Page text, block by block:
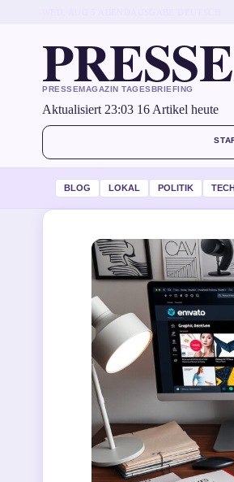
PRESSEMAGAZIN TAGESBRIEFING
Aktualisiert 23:03 16 Artikel heute
BLOG LOKAL POLITIK